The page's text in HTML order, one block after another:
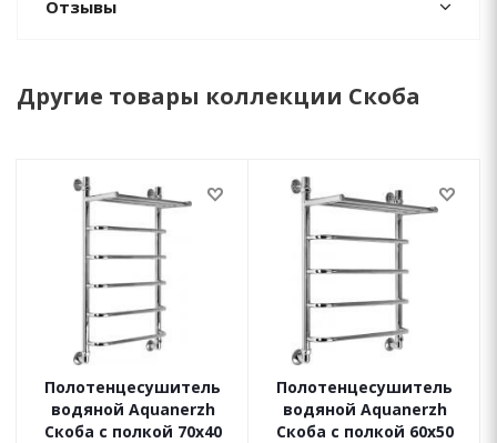
Отзывы
Другие товары коллекции Скоба
Полотенцесушитель
водяной Aquanerzh
Скоба с полкой 70х40
Полотенцесушитель
водяной Aquanerzh
Скоба с полкой 60х50